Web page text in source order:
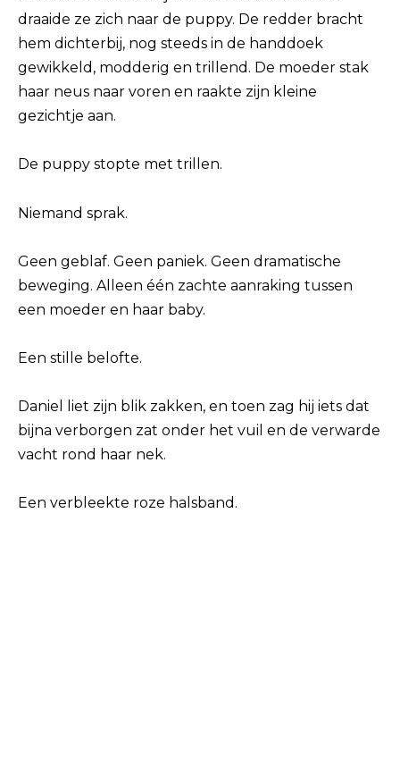
draaide ze zich naar de puppy. De redder bracht
hem dichterbij, nog steeds in de handdoek
gewikkeld, modderig en trillend. De moeder stak
haar neus naar voren en raakte zijn kleine
gezichtje aan.
De puppy stopte met trillen.
Niemand sprak.
Geen geblaf. Geen paniek. Geen dramatische
beweging. Alleen één zachte aanraking tussen
een moeder en haar baby.
Een stille belofte.
Daniel liet zijn blik zakken, en toen zag hij iets dat
bijna verborgen zat onder het vuil en de verwarde
vacht rond haar nek.
Een verbleekte roze halsband.